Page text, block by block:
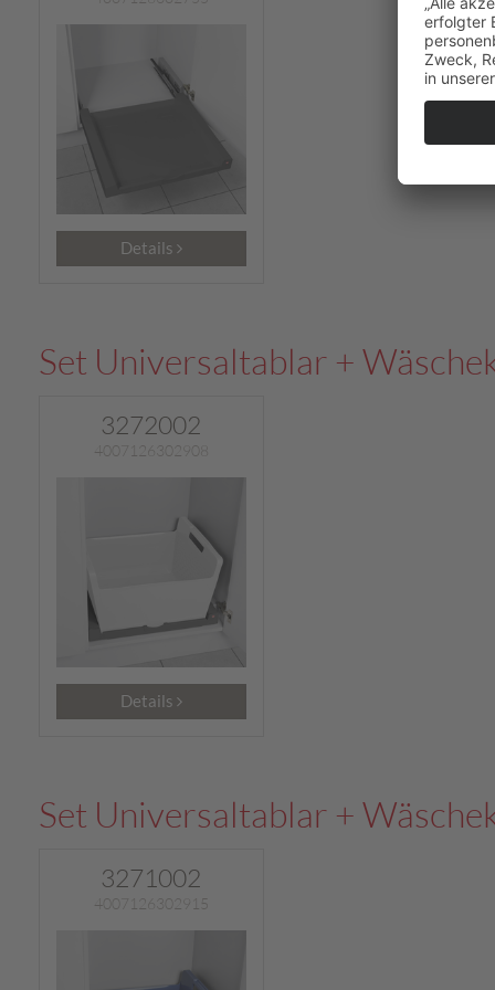
Details
Set Universaltablar +
3272002
4007126302908
Details
Set Universaltablar +
3271002
4007126302915